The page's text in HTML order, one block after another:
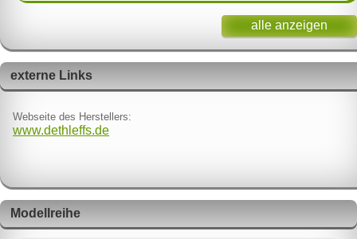
alle anzeigen
externe Links
Webseite des Herstellers:
www.dethleffs.de
Modellreihe